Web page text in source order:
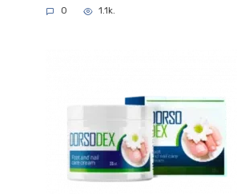
0 1.1k.